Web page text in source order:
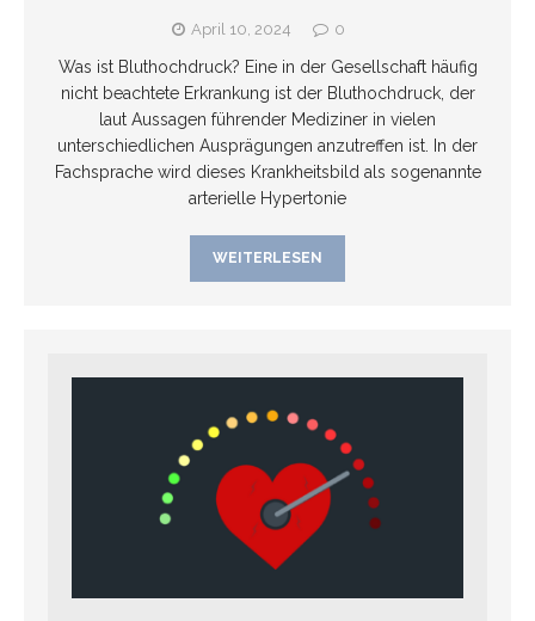
April 10, 2024 0
Was ist Bluthochdruck? Eine in der Gesellschaft häufig
nicht beachtete Erkrankung ist der Bluthochdruck, der
laut Aussagen führender Mediziner in vielen
unterschiedlichen Ausprägungen anzutreffen ist. In der
Fachsprache wird dieses Krankheitsbild als sogenannte
arterielle Hypertonie
WEITERLESEN